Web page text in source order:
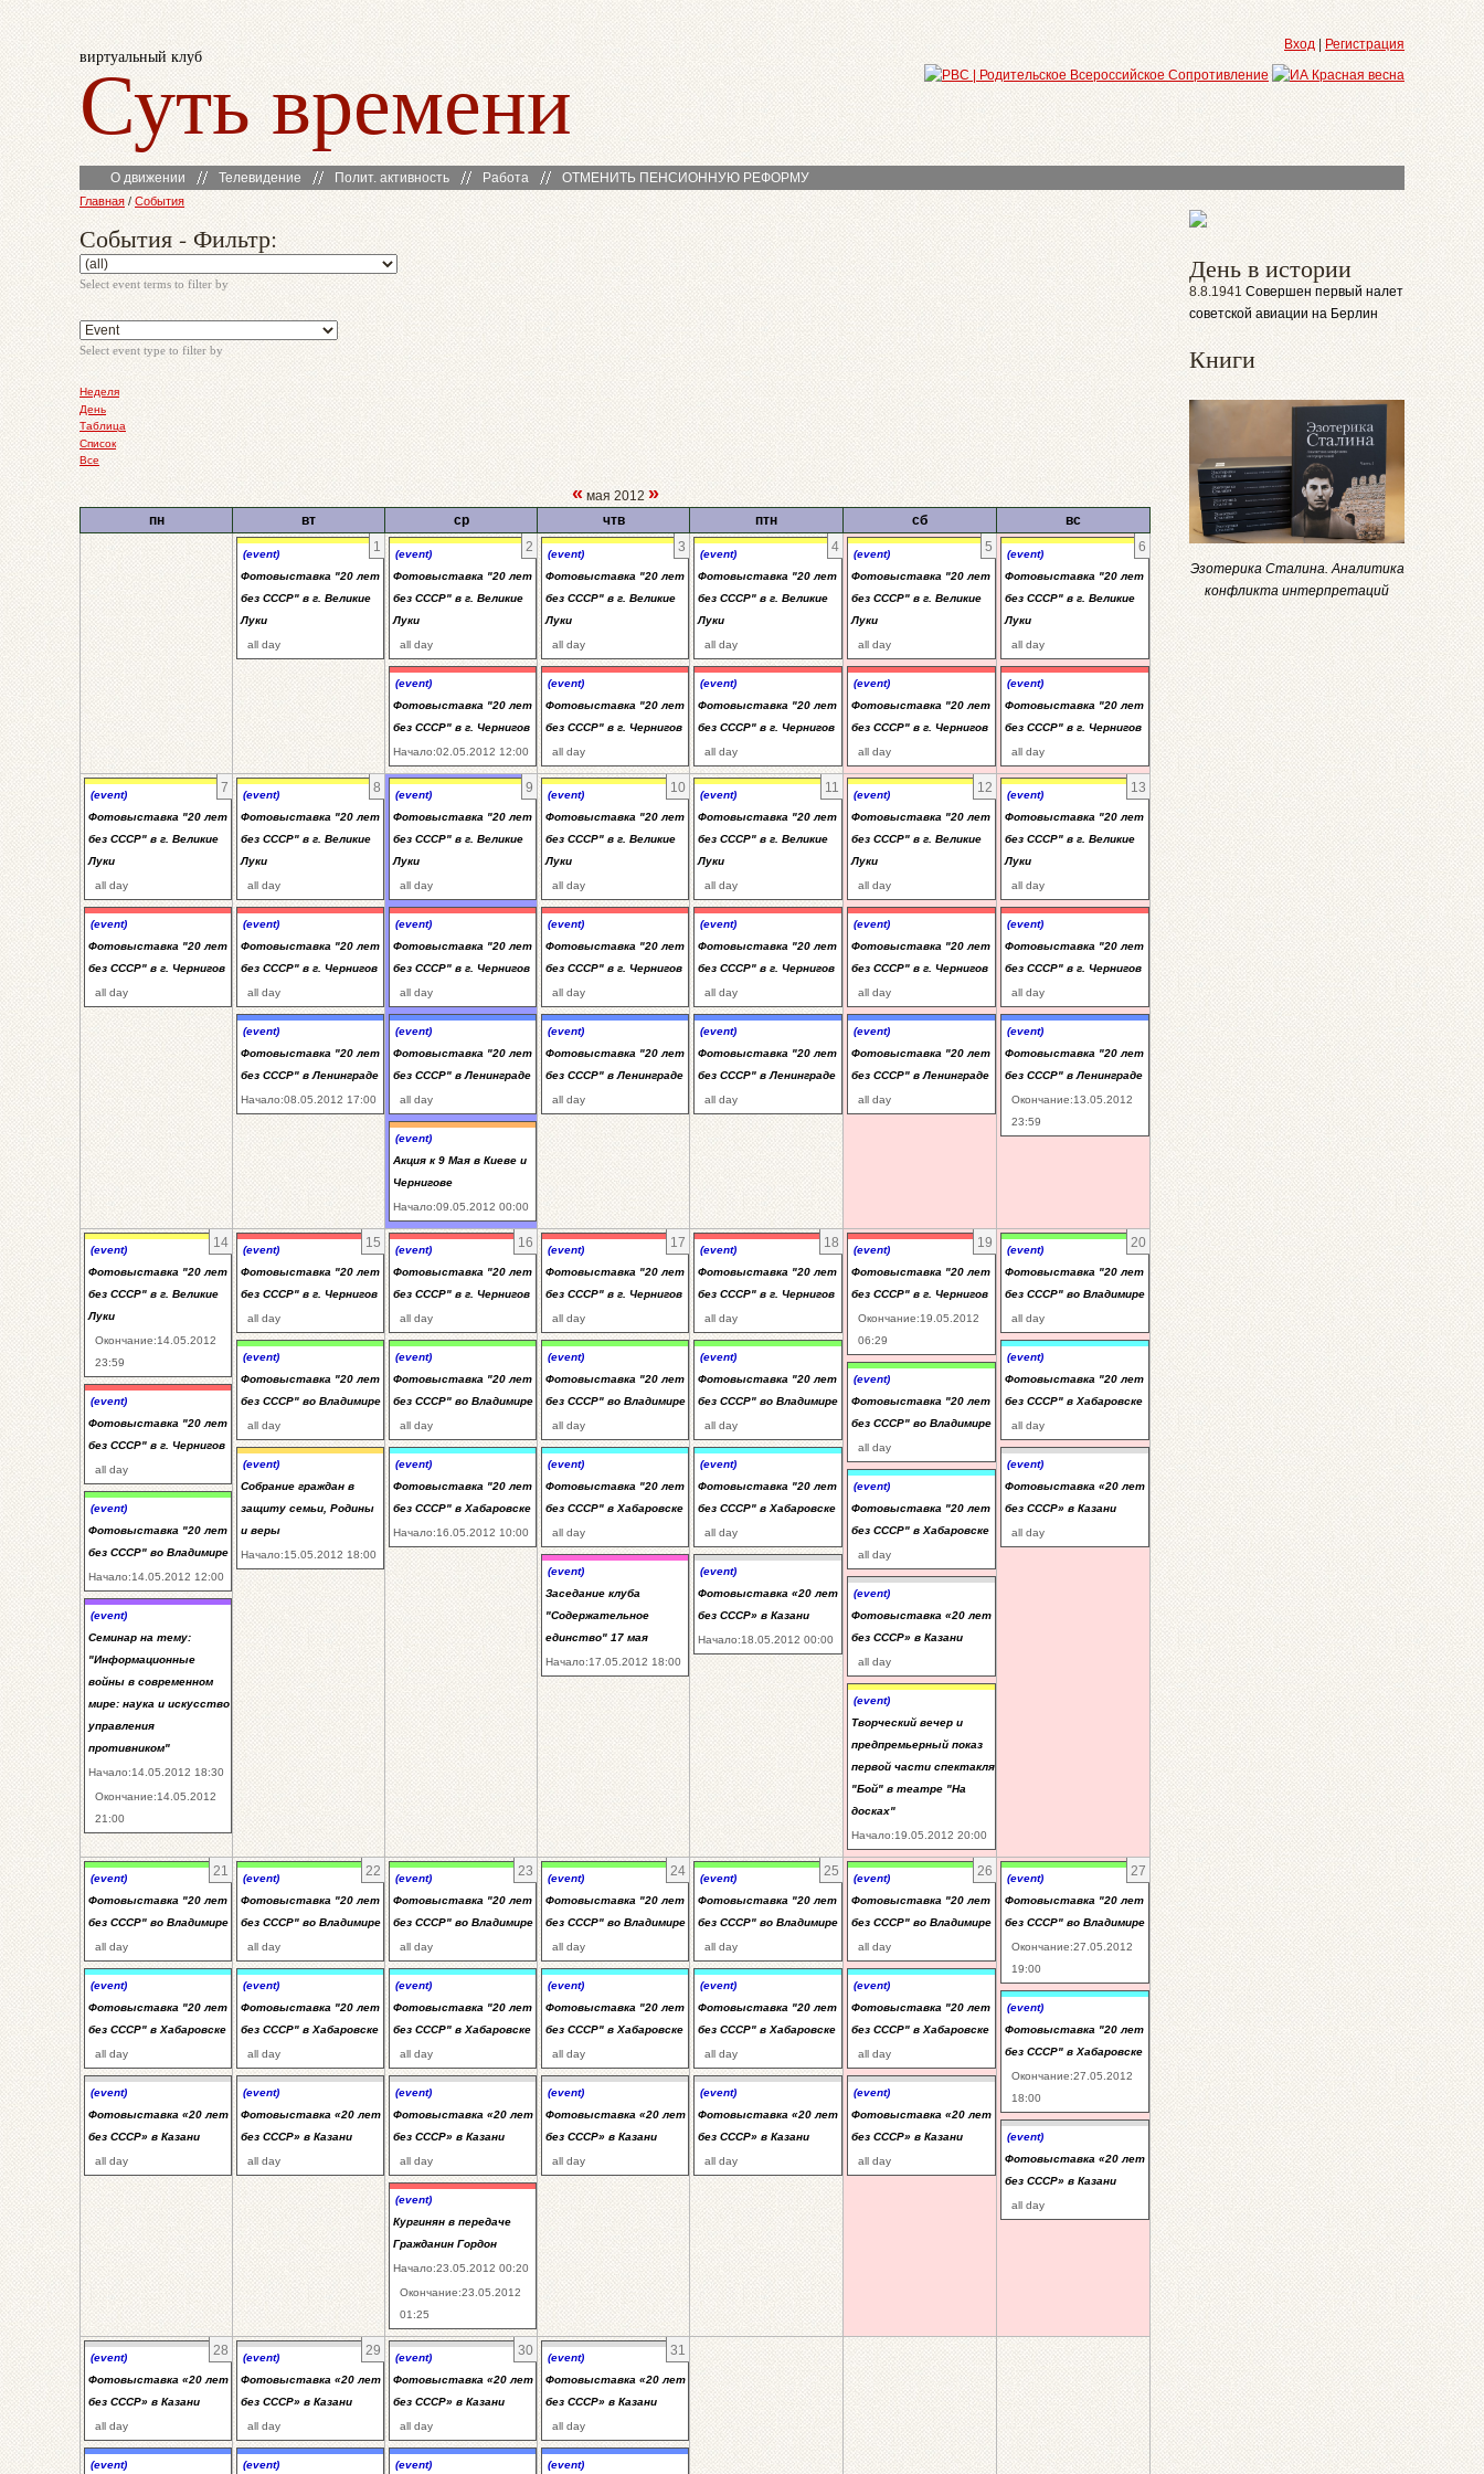
виртуальный клуб
Суть времени
Вход Регистрация
О движении Телевидение Полит. активность Работа ОТМЕНИТЬ ПЕНСИОННУЮ РЕФОРМУ
Главная / События
События - Фильтр:
Select event terms to filter by
Select event type to filter by
Неделя
День
Таблица
Список
Все
«мая 2012 »
пн вт ср чтв птн сб
вс
1
(event)
Фотовыставка "20 лет
без СССР" в г. Великие
Луки
all day
2
(event)
Фотовыставка "20 лет
без СССР" в г. Великие
Луки
all day
(event)
Фотовыставка "20 лет
без СССР" в г. Чернигов
Начало:02.05.2012 12:00
3
(event)
Фотовыставка "20 лет
без СССР" в г. Великие
Луки
all day
(event)
Фотовыставка "20 лет
без СССР" в г. Чернигов
all day
4
(event)
Фотовыставка "20 лет
без СССР" в г. Великие
Луки
all day
(event)
Фотовыставка "20 лет
без СССР" в г. Чернигов
all day
5
(event)
Фотовыставка "20 лет
без СССР" в г. Великие
Луки
all day
(event)
Фотовыставка "20 лет
без СССР" в г. Чернигов
all day
6
(event)
Фотовыставка "20 лет
без СССР" в г. Великие
Луки
all day
(event)
Фотовыставка "20 лет
без СССР" в г. Чернигов
all day
7
(event)
Фотовыставка "20 лет
без СССР" в г. Великие
Луки
all day
(event)
Фотовыставка "20 лет
без СССР" в г. Чернигов
all day
8
(event)
Фотовыставка "20 лет
без СССР" в г. Великие
Луки
all day
(event)
Фотовыставка "20 лет
без СССР" в г. Чернигов
all day
(event)
Фотовыставка "20 лет
без СССР" в Ленинграде
Начало:08.05.2012 17:00
9
(event)
Фотовыставка "20 лет
без СССР" в г. Великие
Луки
all day
(event)
Фотовыставка "20 лет
без СССР" в г. Чернигов
all day
(event)
Фотовыставка "20 лет
без СССР" в Ленинграде
all day
(event)
Акция к 9 Мая в Киеве и
Чернигове
Начало:09.05.2012 00:00
10
(event)
Фотовыставка "20 лет
без СССР" в г. Великие
Луки
all day
(event)
Фотовыставка "20 лет
без СССР" в г. Чернигов
all day
(event)
Фотовыставка "20 лет
без СССР" в Ленинграде
all day
11
(event)
Фотовыставка "20 лет
без СССР" в г. Великие
Луки
all day
(event)
Фотовыставка "20 лет
без СССР" в г. Чернигов
all day
(event)
Фотовыставка "20 лет
без СССР" в Ленинграде
all day
12
(event)
Фотовыставка "20 лет
без СССР" в г. Великие
Луки
all day
(event)
Фотовыставка "20 лет
без СССР" в г. Чернигов
all day
(event)
Фотовыставка "20 лет
без СССР" в Ленинграде
all day
13
(event)
Фотовыставка "20 лет
без СССР" в г. Великие
Луки
all day
(event)
Фотовыставка "20 лет
без СССР" в г. Чернигов
all day
(event)
Фотовыставка "20 лет
без СССР" в Ленинграде
Окончание:13.05.2012
23:59
14
(event)
Фотовыставка "20 лет
без СССР" в г. Великие
Луки
Окончание:14.05.2012
23:59
(event)
Фотовыставка "20 лет
без СССР" в г. Чернигов
all day
(event)
Фотовыставка "20 лет
без СССР" во Владимире
Начало:14.05.2012 12:00
(event)
Семинар на тему:
"Информационные
войны в современном
мире: наука и искусство
управления
противником"
Начало:14.05.2012 18:30
Окончание:14.05.2012
21:00
15
(event)
Фотовыставка "20 лет
без СССР" в г. Чернигов
all day
(event)
Фотовыставка "20 лет
без СССР" во Владимире
all day
(event)
Собрание граждан в
защиту семьи, Родины
и веры
Начало:15.05.2012 18:00
16
(event)
Фотовыставка "20 лет
без СССР" в г. Чернигов
all day
(event)
Фотовыставка "20 лет
без СССР" во Владимире
all day
(event)
Фотовыставка "20 лет
без СССР" в Хабаровске
Начало:16.05.2012 10:00
17
(event)
Фотовыставка "20 лет
без СССР" в г. Чернигов
all day
(event)
Фотовыставка "20 лет
без СССР" во Владимире
all day
(event)
Фотовыставка "20 лет
без СССР" в Хабаровске
all day
(event)
Заседание клуба
"Содержательное
единство" 17 мая
Начало:17.05.2012 18:00
18
(event)
Фотовыставка "20 лет
без СССР" в г. Чернигов
all day
(event)
Фотовыставка "20 лет
без СССР" во Владимире
all day
(event)
Фотовыставка "20 лет
без СССР" в Хабаровске
all day
(event)
Фотовыставка «20 лет
без СССР» в Казани
Начало:18.05.2012 00:00
19
(event)
Фотовыставка "20 лет
без СССР" в г. Чернигов
Окончание:19.05.2012
06:29
(event)
Фотовыставка "20 лет
без СССР" во Владимире
all day
(event)
Фотовыставка "20 лет
без СССР" в Хабаровске
all day
(event)
Фотовыставка «20 лет
без СССР» в Казани
all day
(event)
Творческий вечер и
предпремьерный показ
первой части спектакля
"Бой" в театре "На
досках"
Начало:19.05.2012 20:00
20
(event)
Фотовыставка "20 лет
без СССР" во Владимире
all day
(event)
Фотовыставка "20 лет
без СССР" в Хабаровске
all day
(event)
Фотовыставка «20 лет
без СССР» в Казани
all day
21
(event)
Фотовыставка "20 лет
без СССР" во Владимире
all day
(event)
Фотовыставка "20 лет
без СССР" в Хабаровске
all day
(event)
Фотовыставка «20 лет
без СССР» в Казани
all day
22
(event)
Фотовыставка "20 лет
без СССР" во Владимире
all day
(event)
Фотовыставка "20 лет
без СССР" в Хабаровске
all day
(event)
Фотовыставка «20 лет
без СССР» в Казани
all day
23
(event)
Фотовыставка "20 лет
без СССР" во Владимире
all day
(event)
Фотовыставка "20 лет
без СССР" в Хабаровске
all day
(event)
Фотовыставка «20 лет
без СССР» в Казани
all day
(event)
Кургинян в передаче
Гражданин Гордон
Начало:23.05.2012 00:20
Окончание:23.05.2012
01:25
24
(event)
Фотовыставка "20 лет
без СССР" во Владимире
all day
(event)
Фотовыставка "20 лет
без СССР" в Хабаровске
all day
(event)
Фотовыставка «20 лет
без СССР» в Казани
all day
25
(event)
Фотовыставка "20 лет
без СССР" во Владимире
all day
(event)
Фотовыставка "20 лет
без СССР" в Хабаровске
all day
(event)
Фотовыставка «20 лет
без СССР» в Казани
all day
26
(event)
Фотовыставка "20 лет
без СССР" во Владимире
all day
(event)
Фотовыставка "20 лет
без СССР" в Хабаровске
all day
(event)
Фотовыставка «20 лет
без СССР» в Казани
all day
27
(event)
Фотовыставка "20 лет
без СССР" во Владимире
Окончание:27.05.2012
19:00
(event)
Фотовыставка "20 лет
без СССР" в Хабаровске
Окончание:27.05.2012
18:00
(event)
Фотовыставка «20 лет
без СССР» в Казани
all day
28
(event)
Фотовыставка «20 лет
без СССР» в Казани
all day
(event)
29
(event)
Фотовыставка «20 лет
без СССР» в Казани
all day
(event)
30
(event)
Фотовыставка «20 лет
без СССР» в Казани
all day
(event)
31
(event)
Фотовыставка «20 лет
без СССР» в Казани
all day
(event)
День в истории
8.8.1941 Совершен первый налет
советской авиации на Берлин
Книги
Эзотерика Сталина. Аналитика
конфликта интерпретаций